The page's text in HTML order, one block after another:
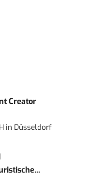
Creator
in Düsseldorf